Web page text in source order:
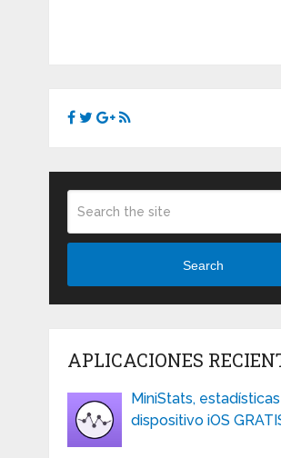
Search
APLICACIONES
MiniStats,
dispositivo iOS